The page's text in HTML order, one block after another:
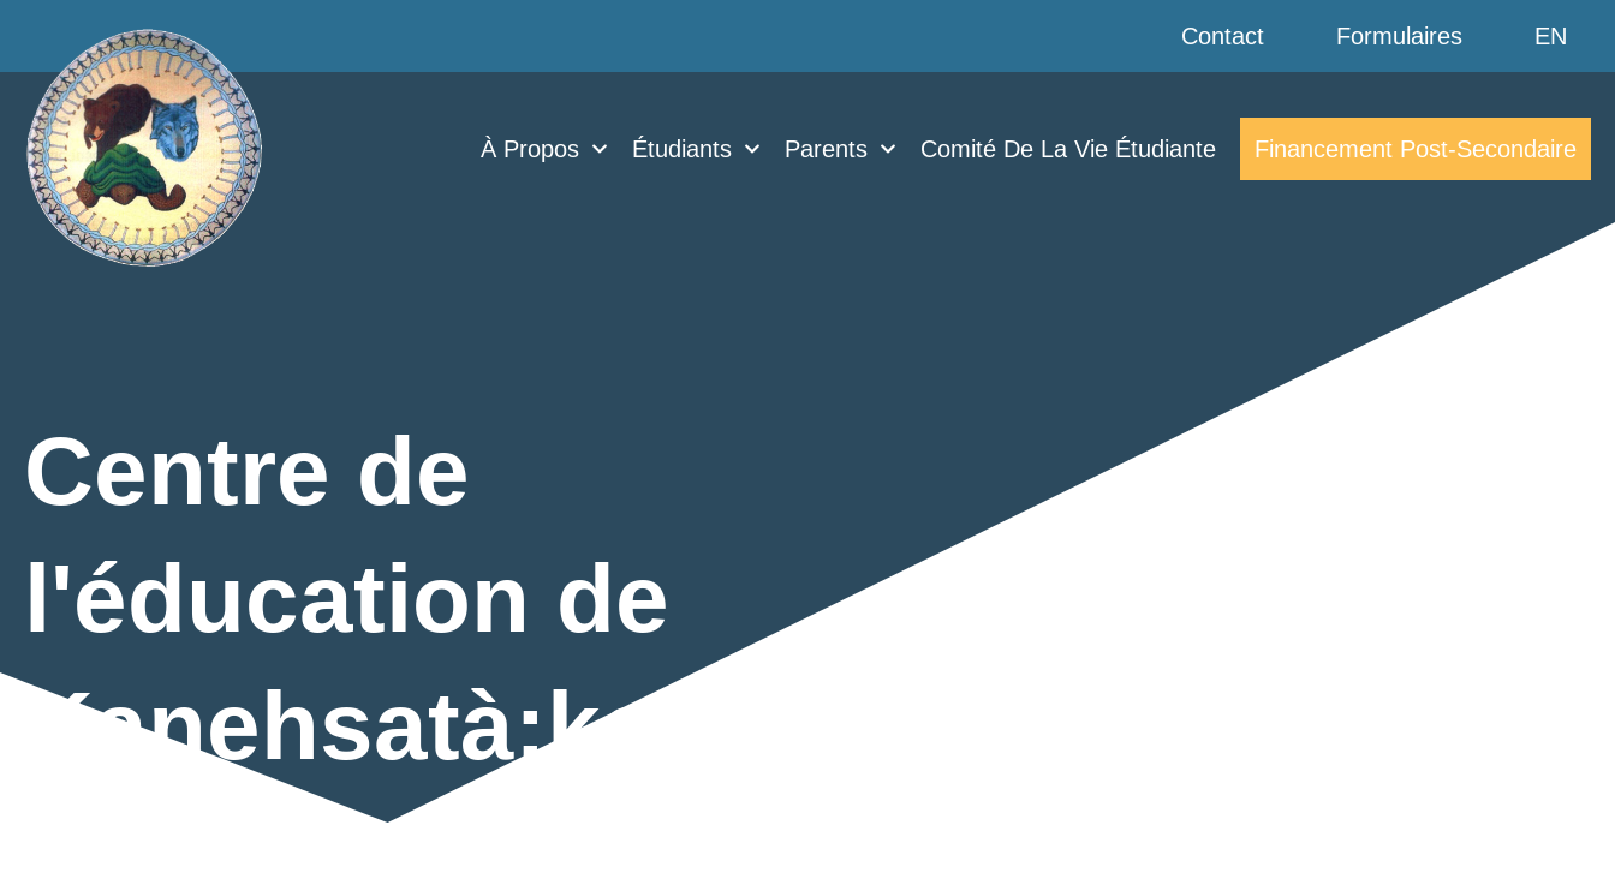
Contact Formulaires EN
À Propos Étudiants Parents Comité De La Vie Étudiante Financement Post-Secondaire
Centre de
l'éducation de
Kanehsatà:ke